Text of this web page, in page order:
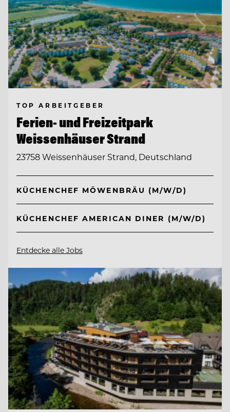
TOP ARBEITGEBER
Ferien- und Freizeitpark
Weissenhäuser Strand
23758 Weissenhäuser Strand, Deutschland
KÜCHENCHEF MÖWENBRÄU (M/W/D)
KÜCHENCHEF AMERICAN DINER (M/W/D)
Entdecke alle Jobs